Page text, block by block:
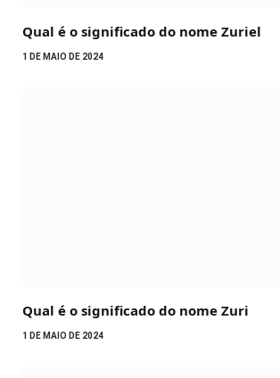
Qual é o significado do nome Zuriel
1 DE MAIO DE 2024
Qual é o significado do nome Zuri
1 DE MAIO DE 2024